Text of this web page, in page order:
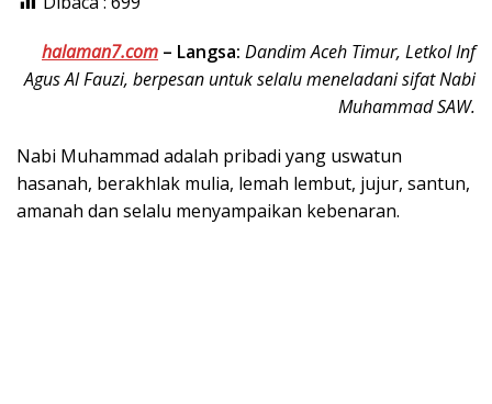
halaman7.com – Langsa: Dandim Aceh Timur, Letkol Inf
Agus Al Fauzi, berpesan untuk selalu meneladani sifat Nabi
Muhammad SAW.
Nabi Muhammad adalah pribadi yang uswatun
hasanah, berakhlak mulia, lemah lembut, jujur, santun,
amanah dan selalu menyampaikan kebenaran.